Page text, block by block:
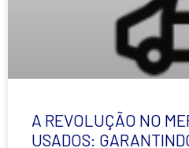
A REVOLUÇÃO NO
USADOS: